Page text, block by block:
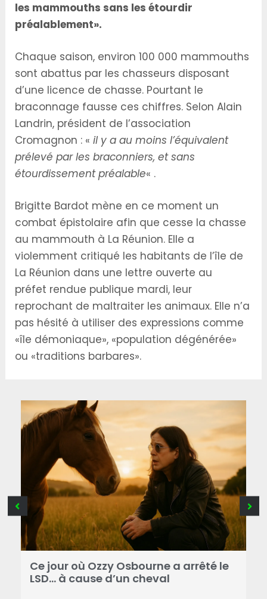
les mammouths sans les étourdir
préalablement».
Chaque saison, environ 100 000 mammouths
sont abattus par les chasseurs disposant
d’une licence de chasse. Pourtant le
braconnage fausse ces chiffres. Selon Alain
Landrin, président de l’association
Cromagnon : «il y a au moins l’équivalent
prélevé par les braconniers, et sans
étourdissement préalable« .
Brigitte Bardot mène en ce moment un
combat épistolaire afin que cesse la chasse
au mammouth à La Réunion. Elle a
violemment critiqué les habitants de l’île de
La Réunion dans une lettre ouverte au
préfet rendue publique mardi, leur
reprochant de maltraiter les animaux. Elle n’a
pas hésité à utiliser des expressions comme
«île démoniaque», «population dégénérée»
ou «traditions barbares».
Ce jour où Ozzy Osbourne a arrêté le
LSD… à cause d’un cheval